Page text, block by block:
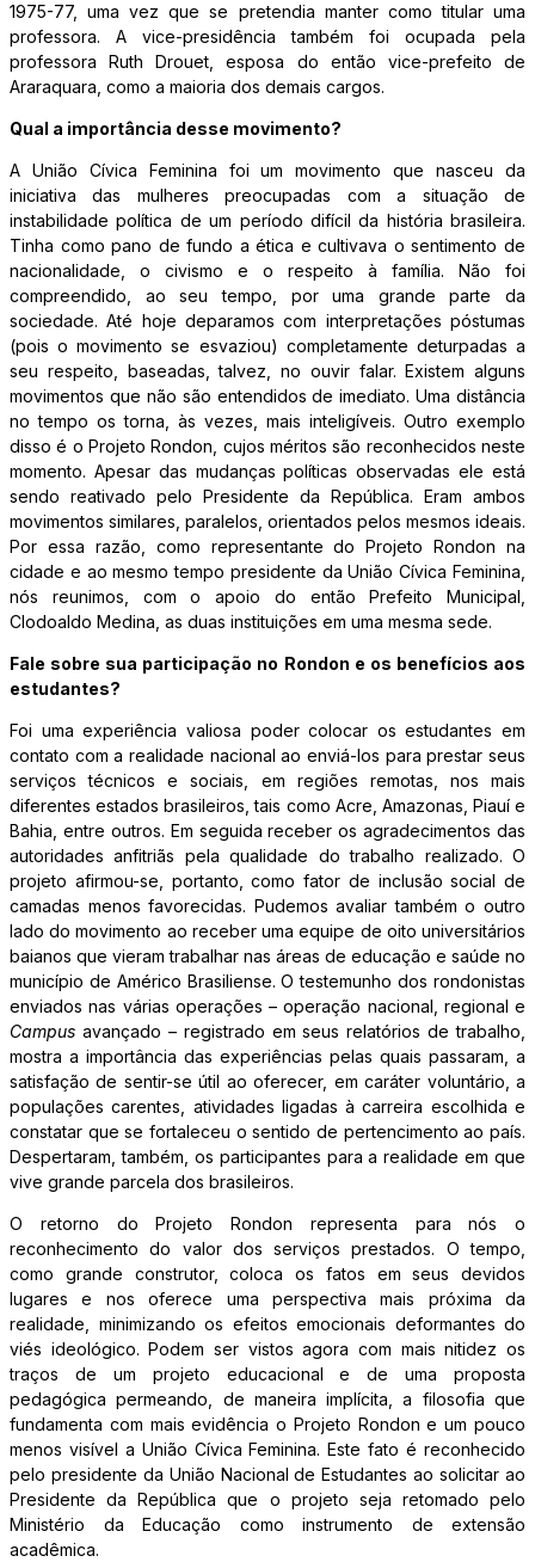
1975-77, uma vez que se pretendia manter como titular uma
professora. A vice-presidência também foi ocupada pela
professora Ruth Drouet, esposa do então vice-prefeito de
Araraquara, como a maioria dos demais cargos.
Qual a importância desse movimento?
A União Cívica Feminina foi um movimento que nasceu da
iniciativa das mulheres preocupadas com a situação de
instabilidade política de um período difícil da história brasileira.
Tinha como pano de fundo a ética e cultivava o sentimento de
nacionalidade, o civismo e o respeito à família. Não foi
compreendido, ao seu tempo, por uma grande parte da
sociedade. Até hoje deparamos com interpretações póstumas
(pois o movimento se esvaziou) completamente deturpadas a
seu respeito, baseadas, talvez, no ouvir falar. Existem alguns
movimentos que não são entendidos de imediato. Uma distância
no tempo os torna, às vezes, mais inteligíveis. Outro exemplo
disso é o Projeto Rondon, cujos méritos são reconhecidos neste
momento. Apesar das mudanças políticas observadas ele está
sendo reativado pelo Presidente da República. Eram ambos
movimentos similares, paralelos, orientados pelos mesmos ideais.
Por essa razão, como representante do Projeto Rondon na
cidade e ao mesmo tempo presidente da União Cívica Feminina,
nós reunimos, com o apoio do então Prefeito Municipal,
Clodoaldo Medina, as duas instituições em uma mesma sede.
Fale sobre sua participação no Rondon e os benefícios aos
estudantes?
Foi uma experiência valiosa poder colocar os estudantes em
contato com a realidade nacional ao enviá-los para prestar seus
serviços técnicos e sociais, em regiões remotas, nos mais
diferentes estados brasileiros, tais como Acre, Amazonas, Piauí e
Bahia, entre outros. Em seguida receber os agradecimentos das
autoridades anfitriãs pela qualidade do trabalho realizado. O
projeto afirmou-se, portanto, como fator de inclusão social de
camadas menos favorecidas. Pudemos avaliar também o outro
lado do movimento ao receber uma equipe de oito universitários
baianos que vieram trabalhar nas áreas de educação e saúde no
município de Américo Brasiliense. O testemunho dos rondonistas
enviados nas várias operações – operação nacional, regional e
Campus avançado – registrado em seus relatórios de trabalho,
mostra a importância das experiências pelas quais passaram, a
satisfação de sentir-se útil ao oferecer, em caráter voluntário, a
populações carentes, atividades ligadas à carreira escolhida e
constatar que se fortaleceu o sentido de pertencimento ao país.
Despertaram, também, os participantes para a realidade em que
vive grande parcela dos brasileiros.
O retorno do Projeto Rondon representa para nós o
reconhecimento do valor dos serviços prestados. O tempo,
como grande construtor, coloca os fatos em seus devidos
lugares e nos oferece uma perspectiva mais próxima da
realidade, minimizando os efeitos emocionais deformantes do
viés ideológico. Podem ser vistos agora com mais nitidez os
traços de um projeto educacional e de uma proposta
pedagógica permeando, de maneira implícita, a filosofia que
fundamenta com mais evidência o Projeto Rondon e um pouco
menos visível a União Cívica Feminina. Este fato é reconhecido
pelo presidente da União Nacional de Estudantes ao solicitar ao
Presidente da República que o projeto seja retomado pelo
Ministério da Educação como instrumento de extensão
acadêmica.